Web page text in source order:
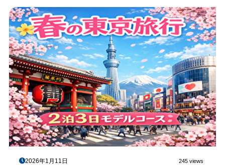
2026年1月11日 245 views